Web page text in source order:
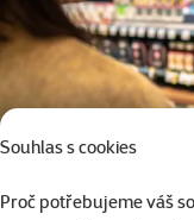
Souhlas s cookies
Proč potřebujeme váš